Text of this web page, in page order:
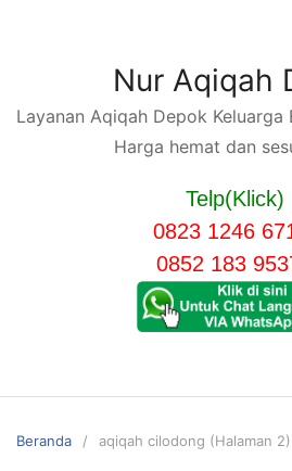
Nur Aqiqah
Layanan Aqiqah Depok Keluarga
Harga hemat dan
Telp(Klick)
0823 1246
0852 183
Beranda aqiqah cilodong (Halaman 2)